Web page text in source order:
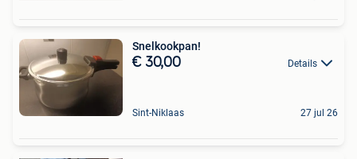
Snelkookpan!
€ 30,00 Details
Sint-Niklaas 27 jul 26